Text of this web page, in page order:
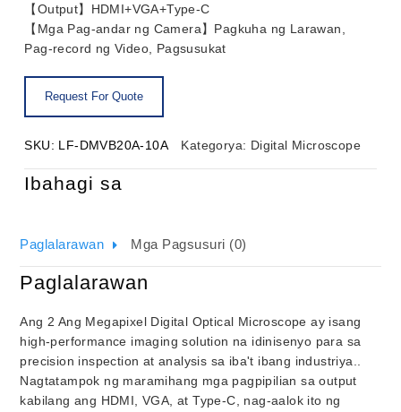
【Output】HDMI+VGA+Type-C
【Mga Pag-andar ng Camera】Pagkuha ng Larawan,
Pag-record ng Video, Pagsusukat
SKU: LF-DMVB20A-10A Kategorya: Digital Microscope
Ibahagi sa
Paglalarawan Mga Pagsusuri (0)
Paglalarawan
Ang 2 Ang Megapixel Digital Optical Microscope ay isang
high-performance imaging solution na idinisenyo para sa
precision inspection at analysis sa iba't ibang industriya..
Nagtatampok ng maramihang mga pagpipilian sa output
kabilang ang HDMI, VGA, at Type-C, nag-aalok ito ng